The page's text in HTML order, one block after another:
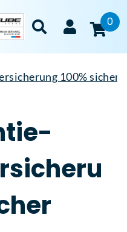
0
100% sicher